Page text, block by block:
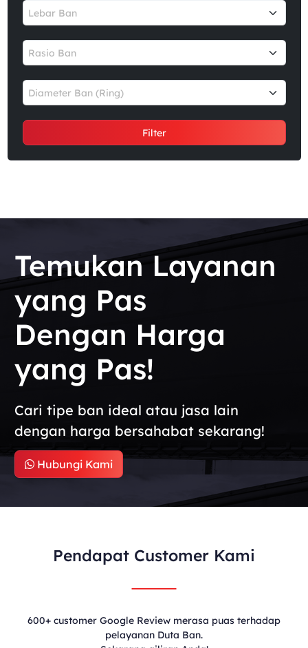
Lebar Ban
Rasio Ban
Diameter Ban (Ring)
Filter
Temukan Layanan
yang Pas
Dengan Harga
yang Pas!
Cari tipe ban ideal atau jasa lain
dengan harga bersahabat sekarang!
Hubungi Kami
Pendapat Customer Kami
600+ customer Google Review merasa puas terhadap
pelayanan Duta Ban.